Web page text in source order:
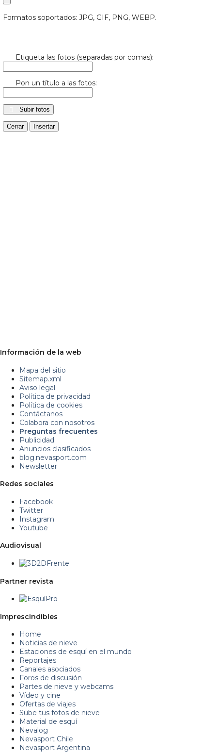
Formatos soportados: JPG, GIF, PNG, WEBP.
Etiqueta las fotos (separadas por comas):
Pon un título a las fotos:
Subir fotos
Cerrar Insertar
Información de la web
Mapa del sitio
Sitemap.xml
Aviso legal
Política de privacidad
Política de cookies
Contáctanos
Colabora con nosotros
Preguntas frecuentes
Publicidad
Anuncios clasificados
blog.nevasport.com
Newsletter
Redes sociales
Facebook
Twitter
Instagram
Youtube
Audiovisual
Partner revista
Imprescindibles
Home
Noticias de nieve
Estaciones de esquí en el mundo
Reportajes
Canales asociados
Foros de discusión
Partes de nieve y webcams
Vídeo y cine
Ofertas de viajes
Sube tus fotos de nieve
Material de esquí
Nevalog
Nevasport Chile
Nevasport Argentina